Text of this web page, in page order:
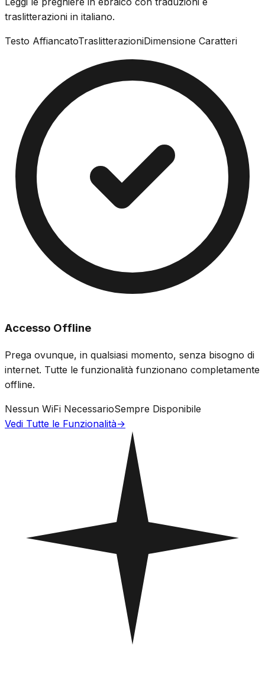
traslitterazioni in italiano.
Testo AffiancatoTraslitterazioniDimensione Caratteri
Accesso Offline
Prega ovunque, in qualsiasi momento, senza bisogno di
internet. Tutte le funzionalità funzionano completamente
offline.
Nessun WiFi NecessarioSempre Disponibile
Vedi Tutte le Funzionalità→